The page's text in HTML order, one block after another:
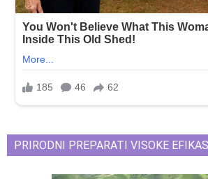
PRIRODNI PREPARATI VISOKE